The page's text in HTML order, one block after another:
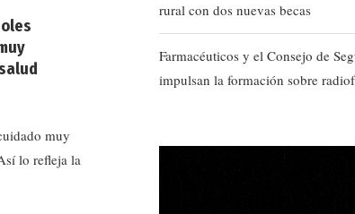
muy
lo refleja la
rural con dos nuevas becas
Farmacéuticos y el Consejo de
impulsan la formación sobre